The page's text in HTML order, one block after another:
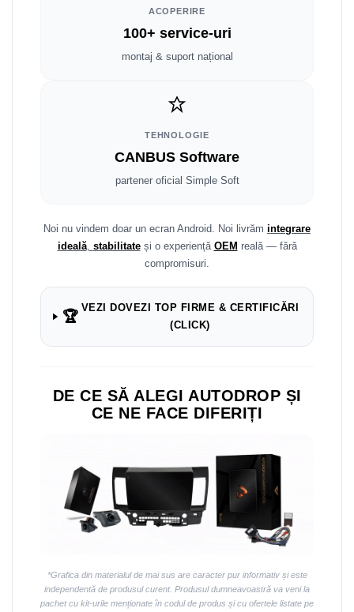
Dodge
Navigații universale 2DIN
Navigații universale 1DIN
Rame adaptoare Volkswagen
Rame adaptoare M-Benz
Rame adaptoare Opel
Rame adaptoare Suzuki
ACOPERIRE
100+ service-uri
montaj & suport național
TEHNOLOGIE
CANBUS Software
partener oficial Simple Soft
Noi nu vindem doar un ecran Android. Noi livrăm integrare
ideală, stabilitateși o experiență OEM reală — fără
compromisuri.
🏆
VEZI DOVEZI TOP FIRME & CERTIFICĂRI
(CLICK)
DE CE SĂ ALEGI AUTODROP ȘI
CE NE FACE DIFERIȚI
*Grafica din materialul de mai sus are caracter pur informativ și este
independentă de produsul curent. Produsul dumneavoastră va veni la
pachet cu kit-urile menționate în codul de produs și cu ofertele listate pe